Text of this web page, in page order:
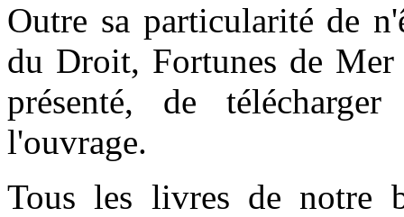
Outre sa particularité de
du Droit, Fortunes de
présenté, de
l'ouvrage.
Tous les livres de notre